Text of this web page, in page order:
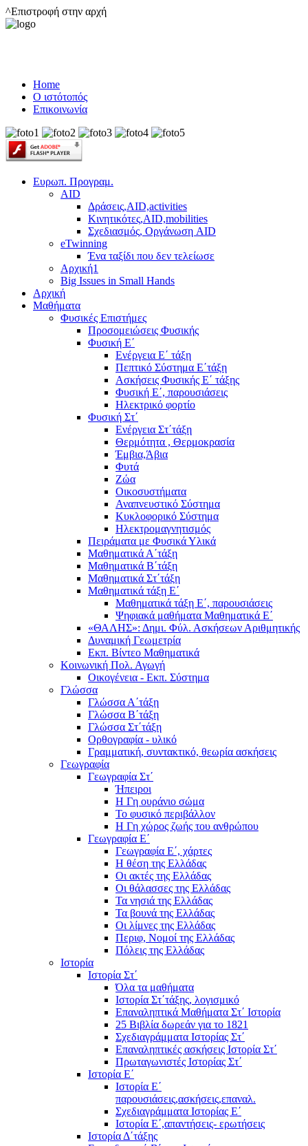
^Επιστροφή στην αρχή
Home
Ο ιστότοπός
Επικοινωνία
Ευρωπ. Προγραμ.
AID
Δράσεις,AID,activities
Κινητικότες,AID,mobilities
Σχεδιασμός, Οργάνωση AID
eTwinning
Ένα ταξίδι που δεν τελείωσε
Αρχική1
Big Issues in Small Hands
Αρχική
Μαθήματα
Φυσικές Επιστήμες
Προσομειώσεις Φυσικής
Φυσική Ε΄
Ενέργεια Ε΄ τάξη
Πεπτικό Σύστημα Ε΄τάξη
Ασκήσεις Φυσικής Ε΄ τάξης
Φυσική Ε΄, παρουσιάσεις
Ηλεκτρικό φορτίο
Φυσική Στ΄
Ενέργεια Στ΄τάξη
Θερμότητα , Θερμοκρασία
Έμβια,Άβια
Φυτά
Ζώα
Οικοσυστήματα
Αναπνευστικό Σύστημα
Κυκλοφορικό Σύστημα
Ηλεκτρομαγνητισμός
Πειράματα με Φυσικά Υλικά
Μαθηματικά Α΄τάξη
Μαθηματικά Β΄τάξη
Μαθηματικά Στ΄τάξη
Μαθηματικά τάξη Ε΄
Μαθηματικά τάξη Ε΄, παρουσιάσεις
Ψηφιακά μαθήματα Μαθηματικά Ε΄
«ΘΑΛΗΣ»: Δημι. Φύλ. Ασκήσεων Αριθμητικής
Δυναμική Γεωμετρία
Εκπ. Βίντεο Μαθηματικά
Κοινωνική Πολ. Αγωγή
Οικογένεια - Εκπ. Σύστημα
Γλώσσα
Γλώσσα Α΄τάξη
Γλώσσα Β΄τάξη
Γλώσσα Στ΄τάξη
Ορθογραφία - υλικό
Γραμματική, συντακτικό, θεωρία ασκήσεις
Γεωγραφία
Γεωγραφία Στ΄
Ήπειροι
Η Γη ουράνιο σώμα
Το φυσικό περιβάλλον
Η Γη χώρος ζωής του ανθρώπου
Γεωγραφία Ε΄
Γεωγραφία Ε΄, χάρτες
Η θέση της Ελλάδας
Οι ακτές της Ελλάδας
Οι θάλασσες της Ελλάδας
Τα νησιά της Ελλάδας
Τα βουνά της Ελλάδας
Οι λίμνες της Ελλάδας
Περιφ, Νομοί της Ελλάδας
Πόλεις της Ελλάδας
Ιστορία
Ιστορία Στ΄
Όλα τα μαθήματα
Ιστορία Στ΄τάξης, λογισμικό
Επαναληπτικά Μαθήματα Στ΄ Ιστορία
25 Βιβλία δωρεάν για το 1821
Σχεδιαγράμματα Ιστορίας Στ΄
Επαναληπτικές ασκήσεις Ιστορία Στ΄
Πρωταγωνιστές Ιστορίας Στ΄
Ιστορία Ε΄
Ιστορία Ε΄
παρουσιάσεις,ασκήσεις,επαναλ.
Σχεδιαγράμματα Ιστορίας Ε΄
Ιστορία Ε΄,απαντήσεις- ερωτήσεις
Ιστορία Δ΄τάξης